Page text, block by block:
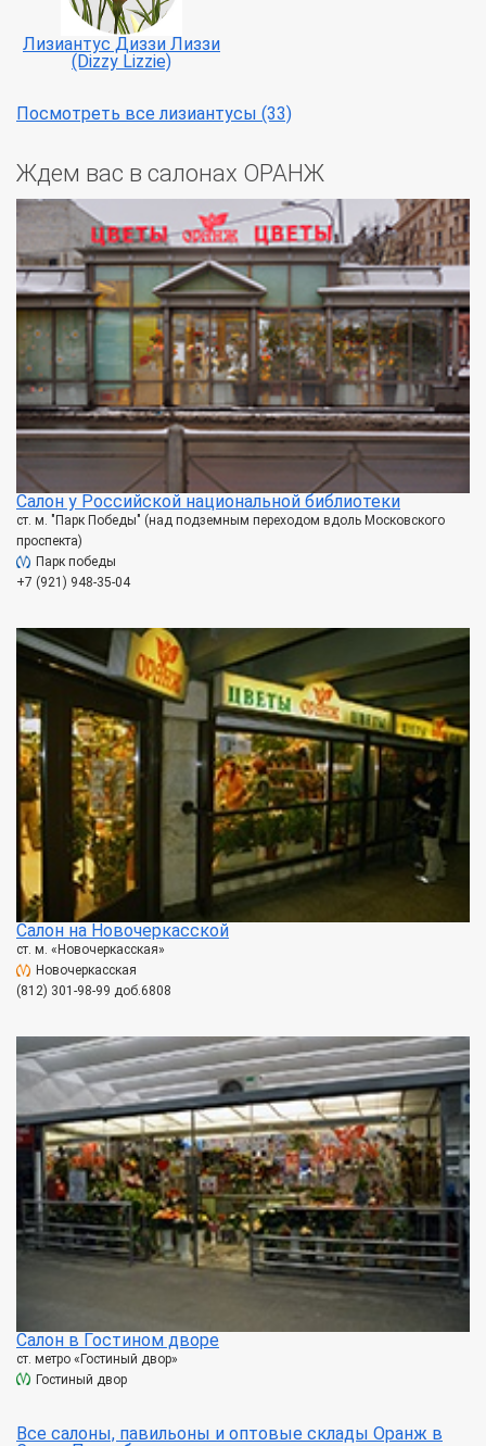
Лизиантус Диззи Лиззи
(Dizzy Lizzie)
Посмотреть все лизиантусы (33)
Ждем вас в салонах ОРАНЖ
Салон у Российской национальной библиотеки
ст. м. "Парк Победы" (над подземным переходом вдоль Московского
проспекта)
Парк победы
+7 (921) 948-35-04
Салон на Новочеркасской
ст. м. «Новочеркасская»
Новочеркасская
(812) 301-98-99 доб.6808
Салон в Гостином дворе
ст. метро «Гостиный двор»
Гостиный двор
Все салоны, павильоны и оптовые склады Оранж в